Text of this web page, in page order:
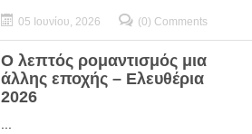
05 Ιουνίου, 2026 (0) Comments
Ο λεπτός ρομαντισμός μια
άλλης εποχής – Ελευθέρια
2026